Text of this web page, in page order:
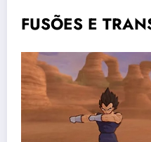
FUSÕES E